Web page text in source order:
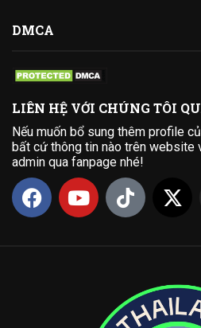
DMCA
LIÊN HỆ VỚI CHÚNG TÔI
Nếu muốn bổ sung thêm profile
bất cứ thông tin nào trên website
admin qua fanpage nhé!